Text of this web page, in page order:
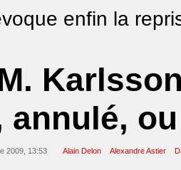
enfin la
annulé,
2009, 13:53 Alain Delon Alexandre Astier